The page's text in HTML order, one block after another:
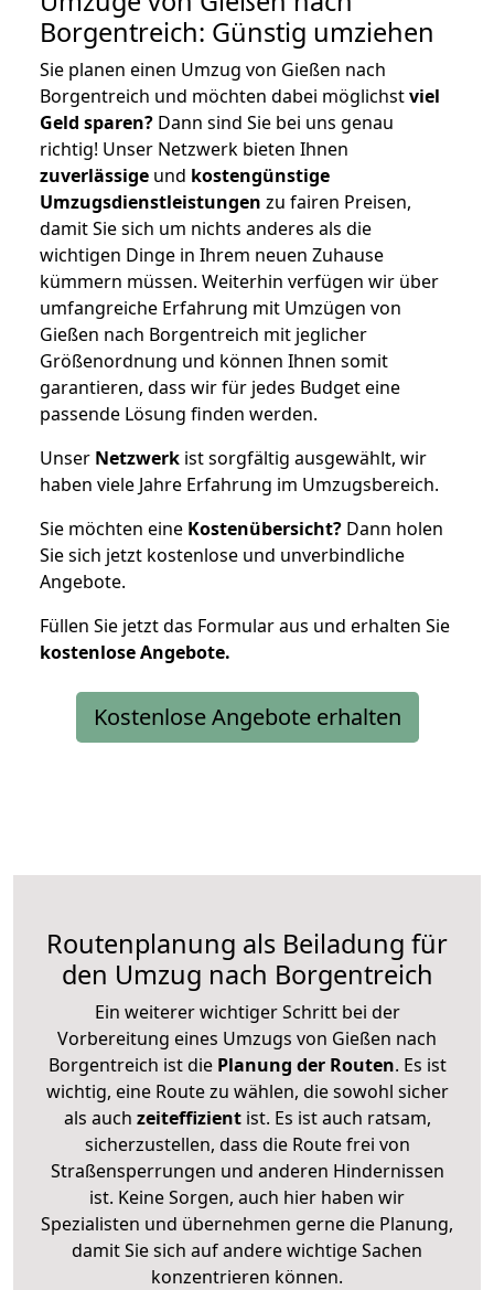
Borgentreich: Günstig umziehen
Sie planen einen Umzug von Gießen nach
Borgentreich und möchten dabei möglichstviel
Geld sparen? Dann sind Sie bei uns genau
richtig! Unser Netzwerk bieten Ihnen
zuverlässige und kostengünstige
Umzugsdienstleistungen zu fairen Preisen,
damit Sie sich um nichts anderes als die
wichtigen Dinge in Ihrem neuen Zuhause
kümmern müssen. Weiterhin verfügen wir über
umfangreiche Erfahrung mit Umzügen von
Gießen nach Borgentreich mit jeglicher
Größenordnung und können Ihnen somit
garantieren, dass wir für jedes Budget eine
passende Lösung finden werden.
Unser Netzwerk ist sorgfältig ausgewählt, wir
haben viele Jahre Erfahrung im Umzugsbereich.
Sie möchten eine Kostenübersicht? Dann holen
Sie sich jetzt kostenlose und unverbindliche
Angebote.
Füllen Sie jetzt das Formular aus und erhalten Sie
kostenloseAngebote.
Kostenlose Angebote erhalten
Routenplanung als Beiladung für
den Umzug nach Borgentreich
Ein weiterer wichtiger Schritt bei der
Vorbereitung eines Umzugs von Gießen nach
Borgentreich ist diePlanung der Routen. Es ist
wichtig, eine Route zu wählen, die sowohl sicher
als auch zeiteffizientist. Es ist auch ratsam,
sicherzustellen, dass die Route frei von
Straßensperrungen und anderen Hindernissen
ist. Keine Sorgen, auch hier haben wir
Spezialisten und übernehmen gerne die Planung,
damit Sie sich auf andere wichtige Sachen
konzentrieren können.